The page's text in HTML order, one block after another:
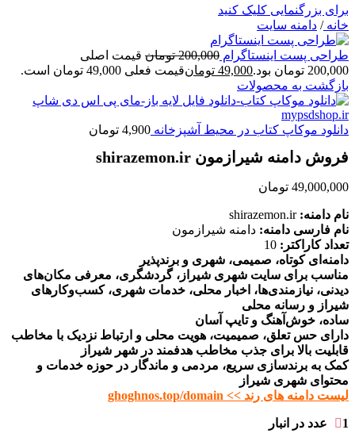
برای بزرگنمایی کلیک کنید
خانه/ دامنه سایت
طراحی پست اینستاگرام 200,000 تومان قیمت اصلی
200,000 تومان بود.
49,000 تومانقیمت فعلی 49,000 تومان است.
بازگشت به محصولات
دانلود موکاپ کتاب در محیط آشپزخانه 4,900 تومان
فروش دامنه شیرازمون shirazemon.ir
49,000,000 تومان
نام دامنه: shirazemon.ir
نام فارسی دامنه: دامنه شیرازمون
تعداد کاراکتر:
دامنه‌ای کوتاه، صمیمی، شهری و برندپذیر
مناسب برای سایت شهری شیراز، گردشگری، معرفی مکان‌های
دیدنی، نیازمندی‌ها، اخبار محلی، خدمات شهری، کسب‌وکارهای
شیراز و رسانه محلی
ساده، خوش‌آهنگ و تایپ آسان
دارای حس تعلق، صمیمیت، هویت محلی و ارتباط نزدیک با مخاطب
قابلیت بالا برای جذب مخاطب هدفمند در شهر شیراز
کمک به برندسازی سریع، مردمی و ماندگار در حوزه خدمات و
محتوای شهری شیراز
لیست دامنه های رند >> ghoghnos.top/domain
1 عدد در انبار